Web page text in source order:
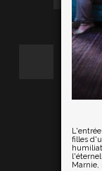
filles
Marnie,